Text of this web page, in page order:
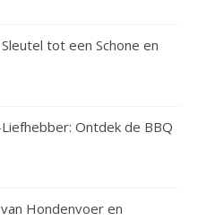
tot een Schone en
Ontdek de BBQ
Hondenvoer en